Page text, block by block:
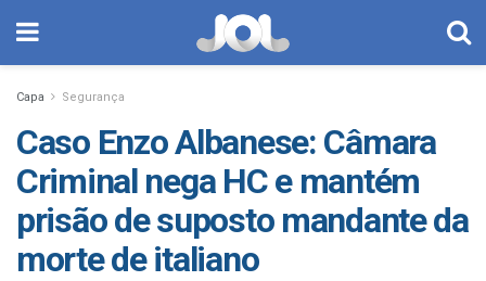
Capa Segurança
Caso Enzo Albanese: Câmara
Criminal nega HC e mantém
prisão de suposto mandante da
morte de italiano